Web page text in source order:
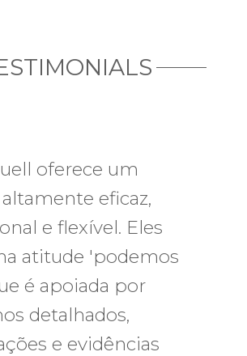
oferece um
eficaz,
e flexível. Eles
atitude 'podemos
é apoiada por
detalhados,
e evidências
trabalhei
recebendo
instalação
e pronta
online. Eu tinha
apertado e a